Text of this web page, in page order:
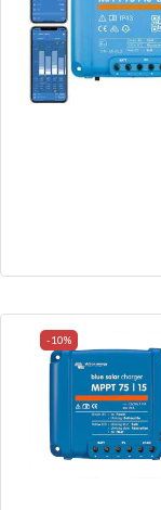
-10%